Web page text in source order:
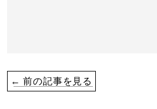
← 前の記事を見る